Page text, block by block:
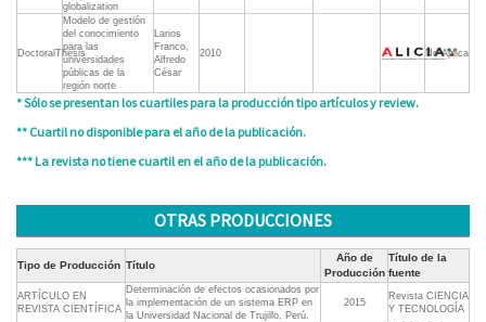
globalization
DoctoralThesis
Modelo de gestión
del conocimiento
para las
universidades
públicas de la
región norte
Larios
Franco,
Alfredo
César
2010 No Aplica
* Sólo se presentan los cuartiles para la producción tipo artículos y review.
** Cuartil no disponible para el año de la publicación.
*** La revista no tiene cuartil en el año de la publicación.
OTRAS PRODUCCIONES
Tipo de Producción Título
Año de
Producción
Título de la
fuente
ARTÍCULO EN
REVISTA CIENTÍFICA
Determinación de efectos ocasionados por
la implementación de un sistema ERP en
la Universidad Nacional de Trujillo, Perú.
2015
Revista CIENCIA
Y TECNOLOGÍA